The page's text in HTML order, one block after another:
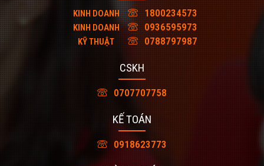
KINH DOANH 1800234573
KINH DOANH 0936595973
KỸ THUẬT 0788797987
CSKH
0707707758
KẾ TOÁN
0918623773